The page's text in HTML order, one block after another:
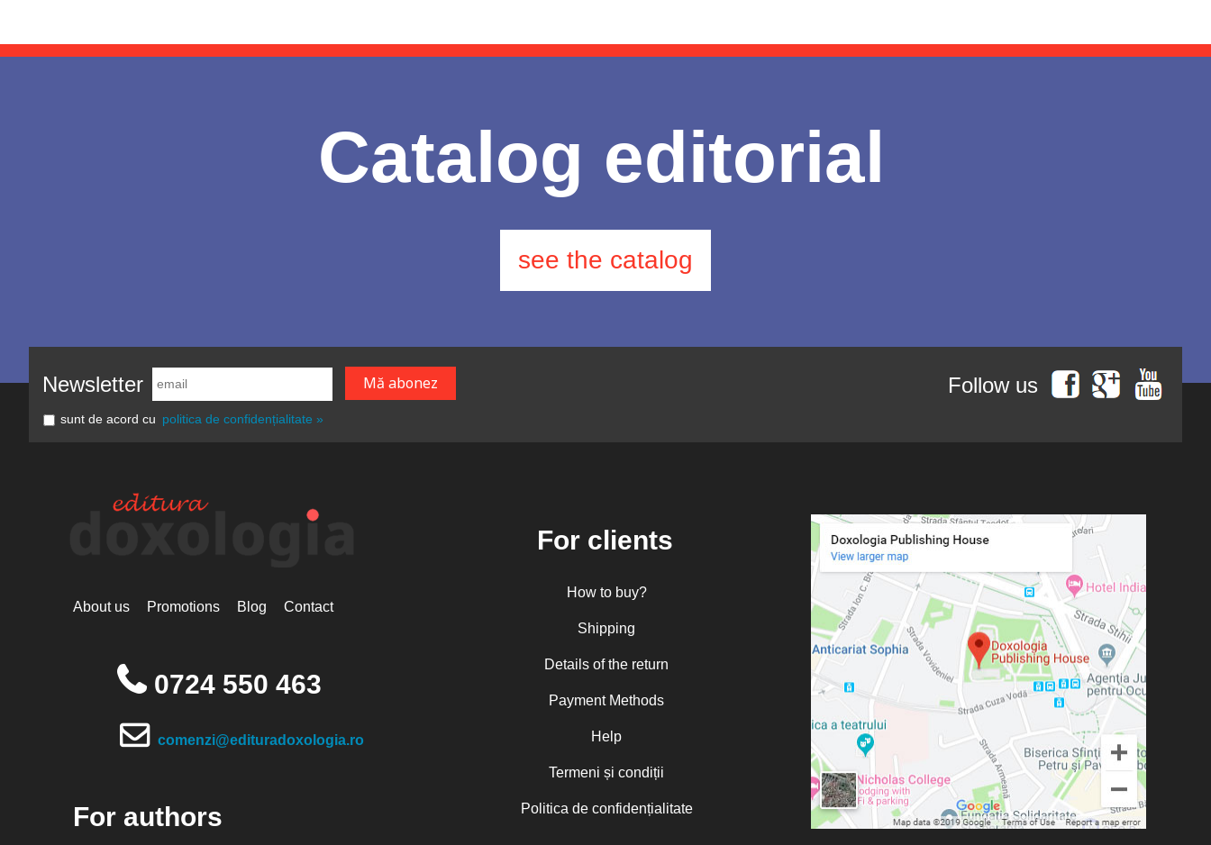
Catalog editorial
see the catalog
Newsletter
sunt de acord cu politica de confidențialitate »
Follow us
About us Promotions Blog Contact
0724 550 463
comenzi@edituradoxologia.ro
For authors
For clients
How to buy?
Shipping
Details of the return
Payment Methods
Help
Termeni și condiții
Politica de confidențialitate